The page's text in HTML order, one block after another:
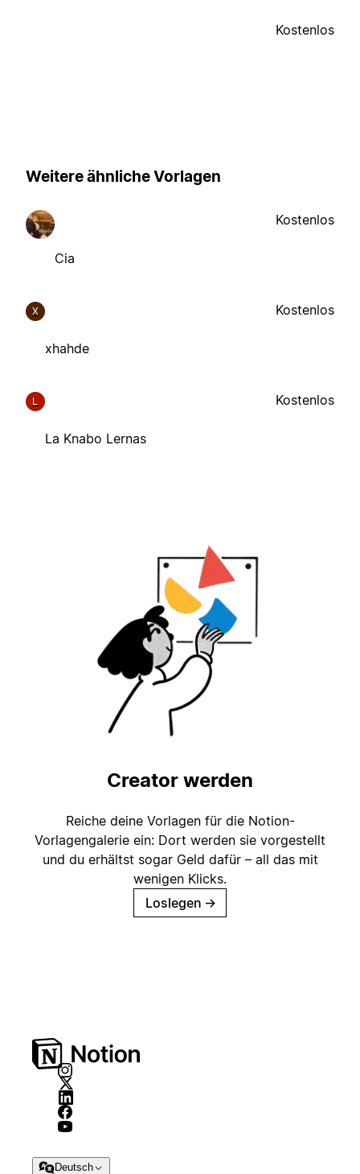
Kostenlos
Weitere ähnliche Vorlagen
Cia
Kostenlos
X
xhahde
Kostenlos
L
La Knabo Lernas
Kostenlos
Creator werden
Reiche deine Vorlagen für die Notion-
Vorlagengalerie ein: Dort werden sie vorgestellt
und du erhältst sogar Geld dafür – all das mit
wenigen Klicks.
Loslegen →
Deutsch